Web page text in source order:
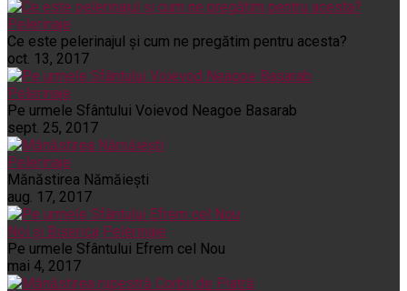
Pelerinaje
Ce este pelerinajul şi cum ne pregătim pentru acesta?
oct. 13, 2017
Pelerinaje
Pe urmele Sfântului Voievod Neagoe Basarab
sept. 25, 2017
Pelerinaje
Mănăstirea Nămăiești
aug. 17, 2017
Noi și Biserica Pelerinaje
Pe urmele Sfântului Efrem cel Nou
mai 4, 2017